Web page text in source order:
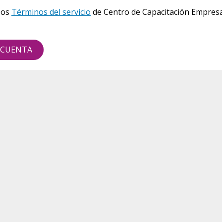
Términos del servicio de Centro de Capacitación